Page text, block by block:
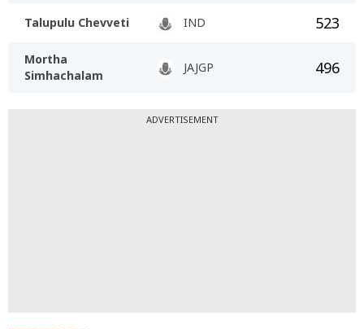
Talupulu Chevveti IND 523
Mortha
Simhachalam
JAJGP 496
ADVERTISEMENT